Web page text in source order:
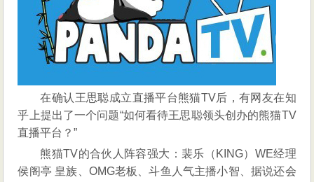
思
聪
领
头
立
的
熊
直
播
在确认王思聪成立直播平台熊猫TV后，有网友在知
乎上提出了一个问题“如何看待王思聪领头创办的熊猫TV
直播平台？”
熊猫TV的合伙人阵容强大：裴乐（KING）WE经理
侯阁亭 皇族、OMG老板、斗鱼人气主播小智、据说还会